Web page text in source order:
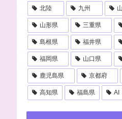
北陸 九州
山形県 三重県
島根県 福井県
福岡県 山口県
鹿児島県 京都府
高知県 福島県 AI